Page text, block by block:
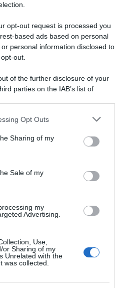
opt-out request is processed you
based ads based on personal
personal information disclosed to
out.
of the further disclosure of your
parties on the IAB’s list of
be disclosed by us to third parties
app uses one or more Google
store information including but
behaviour. You may click to
and its third-party tags to
Opt Outs
Sharing of my
Sale of my
my
Advertising.
Use,
or Sharing of my
Unrelated with the
was collected.
buns
da inzuppo di Giusina Battaglia
tortino al cioccolato
yogurt e crumble